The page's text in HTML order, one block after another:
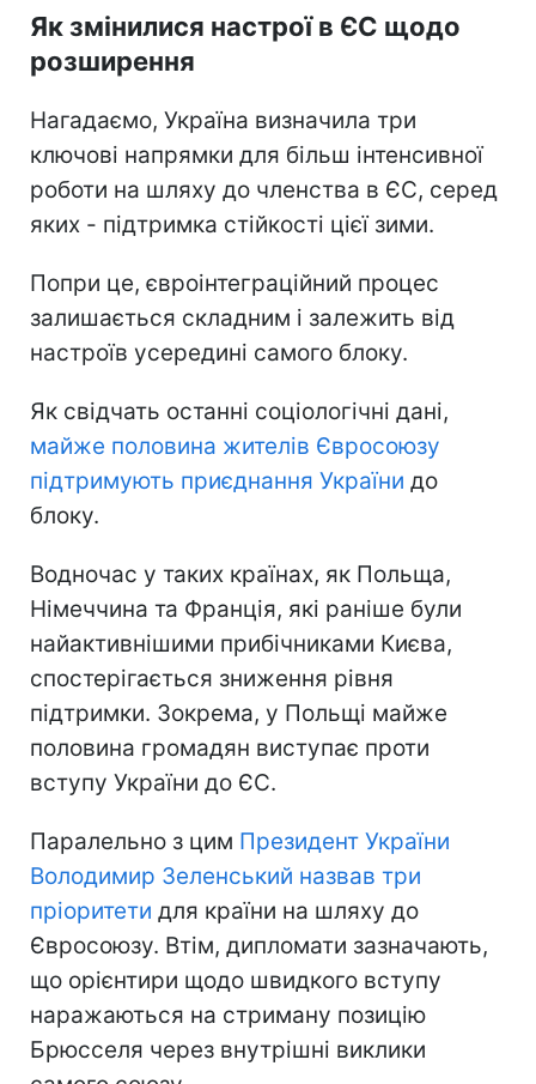
Як змінилися настрої в ЄС щодо
розширення
Нагадаємо, Україна визначила три
ключові напрямки для більш інтенсивної
роботи на шляху до членства в ЄС, серед
яких - підтримка стійкості цієї зими.
Попри це, євроінтеграційний процес
залишається складним і залежить від
настроїв усередині самого блоку.
Як свідчать останні соціологічні дані,
майже половина жителів Євросоюзу
підтримують приєднання України до
блоку.
Водночас у таких країнах, як Польща,
Німеччина та Франція, які раніше були
найактивнішими прибічниками Києва,
спостерігається зниження рівня
підтримки. Зокрема, у Польщі майже
половина громадян виступає проти
вступу України до ЄС.
Паралельно з цим Президент України
Володимир Зеленський назвав три
пріоритети для країни на шляху до
Євросоюзу. Втім, дипломати зазначають,
що орієнтири щодо швидкого вступу
наражаються на стриману позицію
Брюсселя через внутрішні виклики